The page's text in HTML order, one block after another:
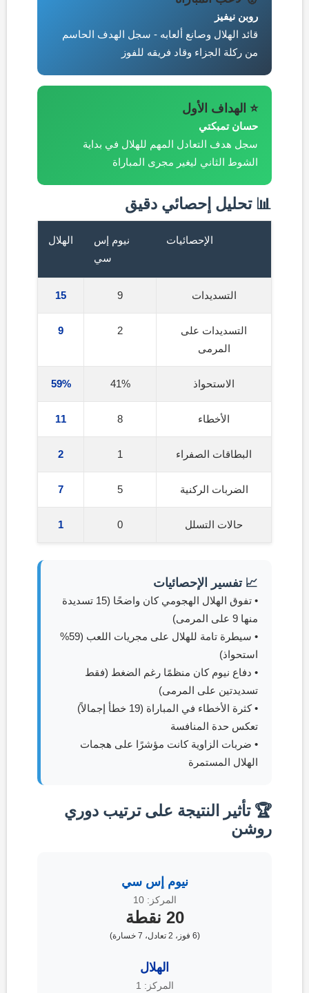
روبن نيفيز
قائد الهلال وصانع ألعابه - سجل الهدف الحاسم
من ركلة الجزاء وقاد فريقه للفوز
⭐ الهداف الأول
حسان تمبكتي
سجل هدف التعادل المهم للهلال في بداية
الشوط الثاني ليغير مجرى المباراة
📊 تحليل إحصائي دقيق
الإحصائيات
نيوم إس
سي
الهلال
التسديدات 9
15
التسديدات على
المرمى
2
9
الاستحواذ 41%
59%
الأخطاء 8
11
البطاقات الصفراء 1
2
الضربات الركنية 5
7
حالات التسلل 0
1
📈 تفسير الإحصائيات
• تفوق الهلال الهجومي كان واضحًا (15 تسديدة
منها 9 على المرمى)
• سيطرة تامة للهلال على مجريات اللعب (59%
استحواذ)
• دفاع نيوم كان منظمًا رغم الضغط (فقط
تسديدتين على المرمى)
• كثرة الأخطاء في المباراة (19 خطأ إجمالاً)
تعكس حدة المنافسة
• ضربات الزاوية كانت مؤشرًا على هجمات
الهلال المستمرة
🏆 تأثير النتيجة على ترتيب دوري
روشن
نيوم إس سي
المركز: 10
20 نقطة
(6 فوز، 2 تعادل، 7 خسارة)
الهلال
المركز: 1